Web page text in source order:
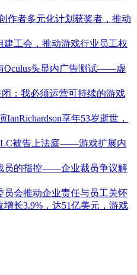
创作者多元化计划获奖者，推动
工会，推动游戏行业员工权
Oculus头显内广告测试——虚
闭：我必须运营可持续的游戏
享年53岁逝世，
被告上法庭——游戏扩展内
员的指控——企业裁员争议解
员会推动企业责任与员工关怀
长3.9%，达51亿美元，游戏